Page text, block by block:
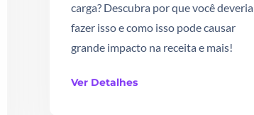
carga? Descubra por que você deveria
fazer isso e como isso pode causar
grande impacto na receita e mais!
Ver Detalhes